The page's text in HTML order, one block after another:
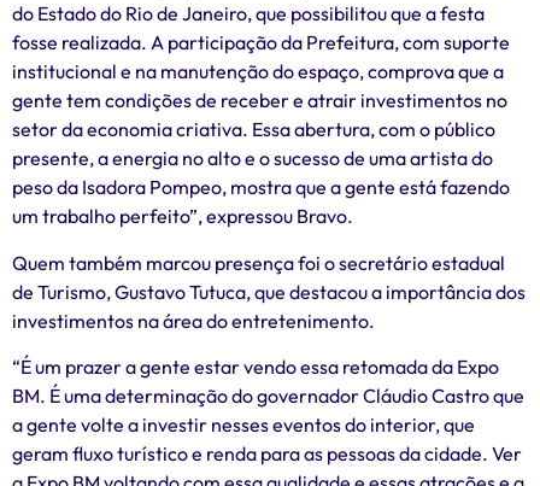
do Estado do Rio de Janeiro, que possibilitou que a festa
fosse realizada. A participação da Prefeitura, com suporte
institucional e na manutenção do espaço, comprova que a
gente tem condições de receber e atrair investimentos no
setor da economia criativa. Essa abertura, com o público
presente, a energia no alto e o sucesso de uma artista do
peso da Isadora Pompeo, mostra que a gente está fazendo
um trabalho perfeito”, expressou Bravo.
Quem também marcou presença foi o secretário estadual
de Turismo, Gustavo Tutuca, que destacou a importância dos
investimentos na área do entretenimento.
“É um prazer a gente estar vendo essa retomada da Expo
BM. É uma determinação do governador Cláudio Castro que
a gente volte a investir nesses eventos do interior, que
geram fluxo turístico e renda para as pessoas da cidade. Ver